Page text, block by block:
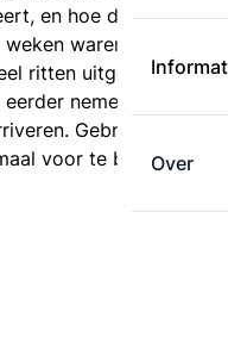
Over
en hoe de
waren. Is deze
ritten uitgevallen?
nemen als je
Gebruik de
voor te bereiden.